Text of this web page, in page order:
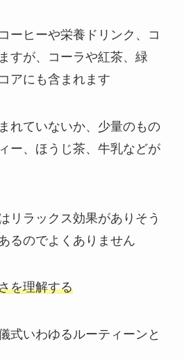
ーヒーや栄養ドリンク、コ
すが、コーラや紅茶、緑
アにも含まれます
れていないか、少量のもの
ー、ほうじ茶、牛乳などが
リラックス効果がありそう
るのでよくありません
を理解する
式いわゆるルーティーンと